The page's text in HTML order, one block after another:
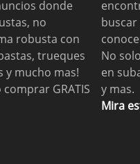
donde
no
robusta con
trueques
y mucho mas!
GRATIS
No
en
y mas.
Mira